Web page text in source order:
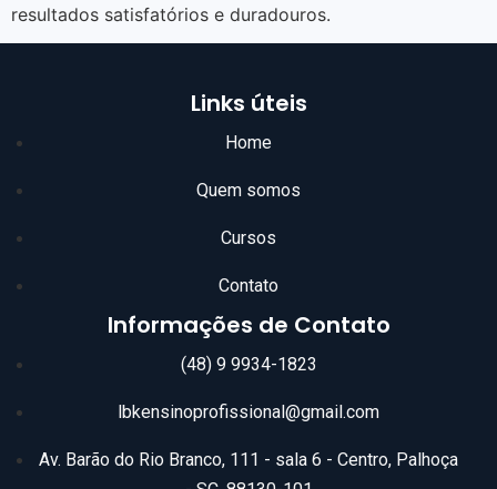
resultados satisfatórios e duradouros.
Links úteis
Home
Quem somos
Cursos
Contato
Informações de Contato
(48) 9 9934-1823
lbkensinoprofissional@gmail.com
Av. Barão do Rio Branco, 111 - sala 6 - Centro, Palhoça